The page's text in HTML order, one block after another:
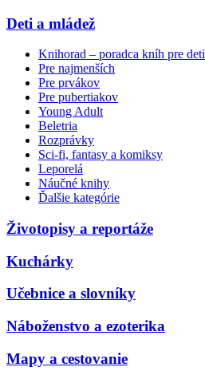
Deti a mládež
Knihorad – poradca kníh pre deti
Pre najmenších
Pre prvákov
Pre pubertiakov
Young Adult
Beletria
Rozprávky
Sci-fi, fantasy a komiksy
Leporelá
Náučné knihy
Ďalšie kategórie
Životopisy a reportáže
Kuchárky
Učebnice a slovníky
Náboženstvo a ezoterika
Mapy a cestovanie